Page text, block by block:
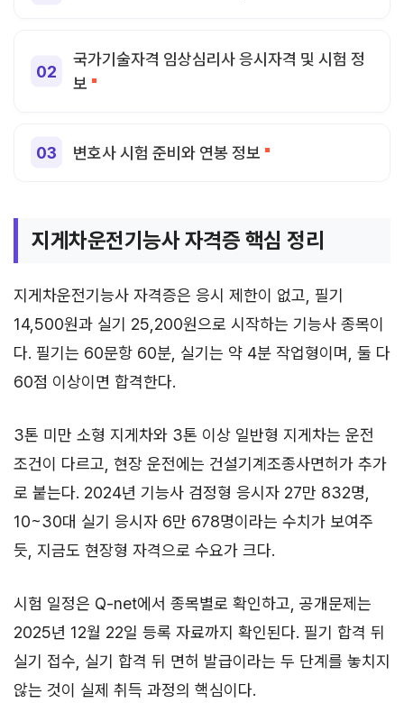
국가기술자격 임상심리사 응시자격 및 시험 정
보
변호사 시험 준비와 연봉 정보
지게차운전기능사 자격증 핵심 정리
지게차운전기능사 자격증은 응시 제한이 없고, 필기
14,500원과 실기 25,200원으로 시작하는 기능사 종목이
다. 필기는 60문항 60분, 실기는 약 4분 작업형이며, 둘 다
60점 이상이면 합격한다.
3톤 미만 소형 지게차와 3톤 이상 일반형 지게차는 운전
조건이 다르고, 현장 운전에는 건설기계조종사면허가 추가
로 붙는다. 2024년 기능사 검정형 응시자 27만 832명,
10~30대 실기 응시자 6만 678명이라는 수치가 보여주
듯, 지금도 현장형 자격으로 수요가 크다.
시험 일정은 Q-net에서 종목별로 확인하고, 공개문제는
2025년 12월 22일 등록 자료까지 확인된다. 필기 합격 뒤
실기 접수, 실기 합격 뒤 면허 발급이라는 두 단계를 놓치지
않는 것이 실제 취득 과정의 핵심이다.